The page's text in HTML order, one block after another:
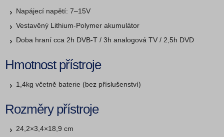
Napájecí napětí: 7–15V
Vestavěný Lithium-Polymer akumulátor
Doba hraní cca 2h DVB-T / 3h analogová TV / 2,5h DVD
Hmotnost přístroje
1,4kg včetně baterie (bez příslušenství)
Rozměry přístroje
24,2×3,4×18,9 cm